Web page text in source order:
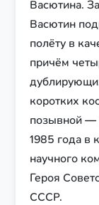
Васютина.
Васютин
полёту в
причём
коротких
позывной —
1985 года в
научного
Героя
СССР.